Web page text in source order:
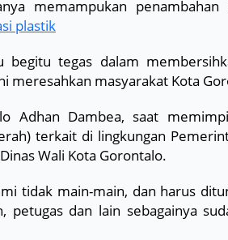
memampukan penambahan
plastik
tegas dalam
meresahkan masyarakat Kota
Adhan Dambea, saat
terkait di lingkungan
Wali Kota Gorontalo.
tidak main-main, dan harus
dan lain sebagainya